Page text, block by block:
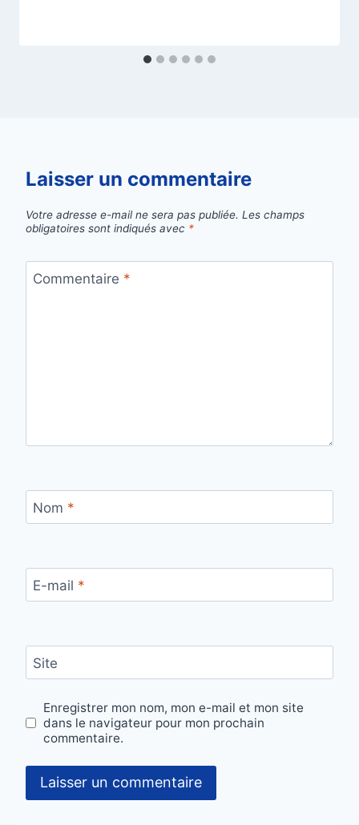
Laisser un commentaire
Votre adresse e-mail ne sera pas publiée. Les champs
obligatoires sont indiqués avec *
Commentaire *
Nom *
E-mail *
Site
Enregistrer mon nom, mon e-mail et mon site
dans le navigateur pour mon prochain
commentaire.